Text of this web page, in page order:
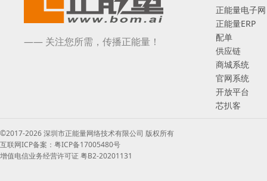
—— 关注您所需，传播正能量！
正能量电子网
正能量ERP
配单
供应链
商城系统
官网系统
开放平台
芯扒客
©2017-2026 深圳市正能量网络技术有限公司 版权所有
互联网ICP备案：粤ICP备17005480号
增值电信业务经营许可证 粤B2-20201131